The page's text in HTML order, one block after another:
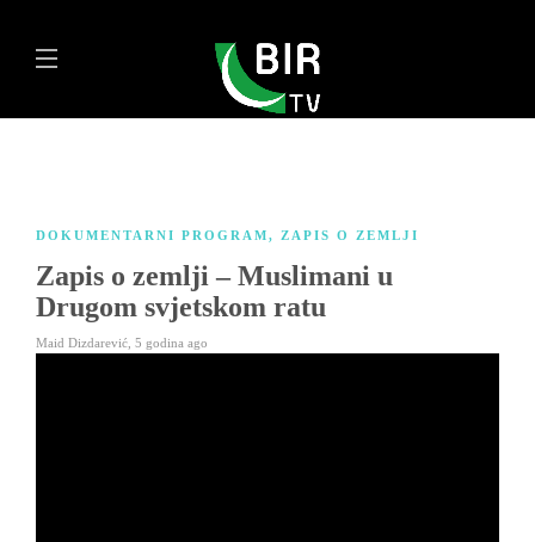
DOKUMENTARNI PROGRAM, ZAPIS O ZEMLJI
Zapis o zemlji – Muslimani u
Drugom svjetskom ratu
Maid Dizdarević 5 godina ago